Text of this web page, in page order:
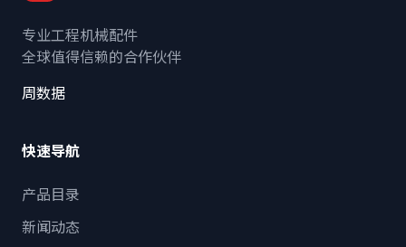
专业工程机械配件
全球值得信赖的合作伙伴
周数据
快速导航
产品目录
新闻动态